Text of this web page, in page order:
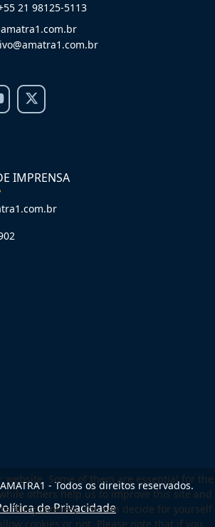
21 98125-5113
IMPRENSA
- Todos os direitos reservados.
de Privacidade
website. Some of them are essential for the
others help us to improve this site and
cookies). You can decide for yourself
cookies or not. Please note that if you